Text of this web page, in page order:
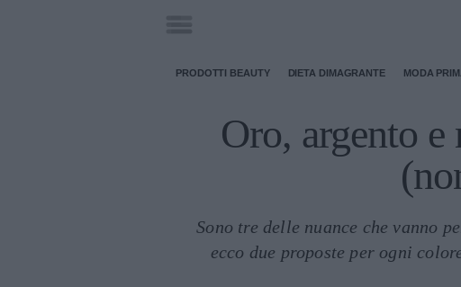
PRODOTTI BEAUTY DIETA DIMAGRANTE MODA
Oro, argento
Sono tre delle nuance che vanno
ecco due proposte per ogni